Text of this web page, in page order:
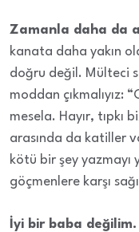
Zamanla daha da
kanata daha yakın
doğru değil. Mülteci
moddan çıkmalıyız:
mesela. Hayır, tıpkı
arasında da katiller
kötü bir şey
göçmenlere karşı
İyi bir baba değilim.